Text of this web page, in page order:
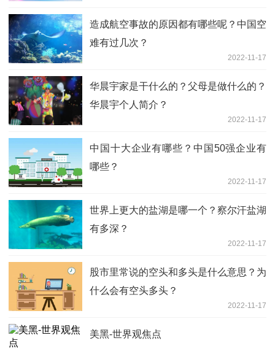
造成航空事故的原因都有哪些呢？中国空
难有过几次？
2022-11-17
华晨宇家是干什么的？父母是做什么的？
华晨宇个人简介？
2022-11-17
中国十大企业有哪些？中国50强企业有
哪些？
2022-11-17
世界上更大的盐湖是哪一个？察尔汗盐湖
有多深？
2022-11-17
股市里常说的空头和多头是什么意思？为
什么会有空头多头？
2022-11-17
美黑-世界观焦点